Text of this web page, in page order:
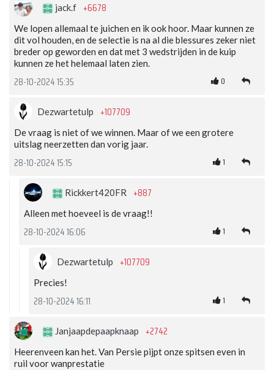
jack.f +6678
We lopen allemaal te juichen en ik ook hoor. Maar kunnen ze
dit vol houden, en de selectie is na al die blessures zeker niet
breder op geworden en dat met 3 wedstrijden in de kuip
kunnen ze het helemaal laten zien.
28-10-2024 15:35 0
Dezwartetulp +107709
De vraag is niet of we winnen. Maar of we een grotere
uitslag neerzetten dan vorig jaar.
28-10-2024 15:15 1
Rickkert420FR +887
Alleen met hoeveel is de vraag!!
28-10-2024 16:06 1
Dezwartetulp +107709
Precies!
28-10-2024 16:11 1
Janjaapdepaapknaap +2742
Heerenveen kan het. Van Persie pijpt onze spitsen even in
ruil voor wanprestatie